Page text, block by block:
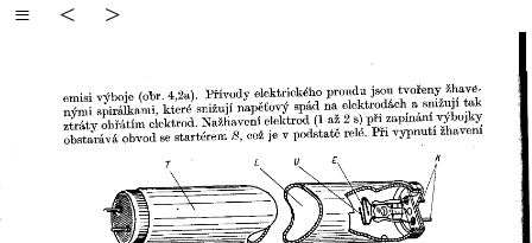
≡ < >